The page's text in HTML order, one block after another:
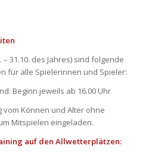
31.10. des Jahres) sind folgende
für alle Spielerinnen und Spieler:
Beginn jeweils ab 16.00 Uhr
vom Können und Alter ohne
Mitspielen eingeladen.
auf den Allwetterplätzen: